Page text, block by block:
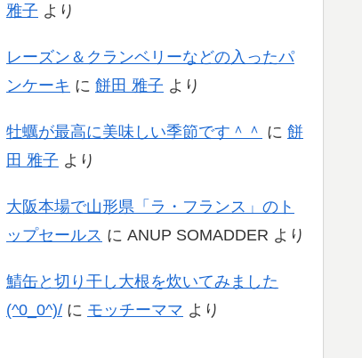
雅子 より
レーズン＆クランベリーなどの入ったパ
ンケーキ に 餅田 雅子 より
牡蠣が最高に美味しい季節です＾＾ に 餅
田 雅子 より
大阪本場で山形県「ラ・フランス」のト
ップセールス に ANUP SOMADDER より
鯖缶と切り干し大根を炊いてみました
(^0_0^)/ に モッチーママ より